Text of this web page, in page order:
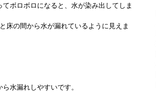
ボロボロになると、水が染み出してしま
床の間から水が漏れているように見えま
水漏れしやすいです。